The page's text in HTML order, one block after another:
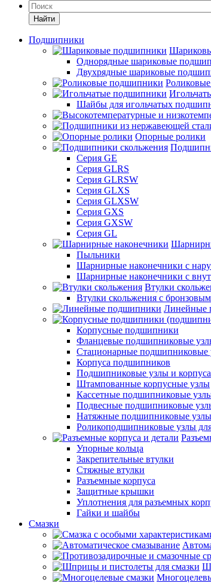
Найти
Подшипники
Однорядные шариковые
Двухрядные шариковые
Шайбы для игольчатых
Опорные ролики
Серия GE
Серия GLRS
Серия GLRSW
Серия GLXS
Серия GLXSW
Серия GXS
Серия GXSW
Серия GL
Пыльники
Шарнирные наконечники с
Шарнирные наконечники с
Втулки
Втулки скольжения с
Линейные
Корпусные подшипники
Фланцевые подшипниковые
Стационарные подшипниковые
Корпуса подшипников
Подшипниковые узлы и
Штампованные корпусные узлы
Кассетные подшипниковые
Подвесные подшипниковые
Натяжные подшипниковые узлы
Роликоподшипниковые узлы
Упорные кольца
Закрепительные втулки
Стяжные втулки
Разъемные корпуса
Защитные крышки
Уплотнения для разъемных
Гайки и шайбы
Смазки